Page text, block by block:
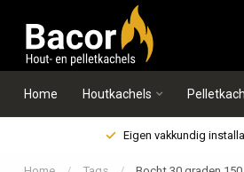
Home Houtkachels
Eigen vakkundig